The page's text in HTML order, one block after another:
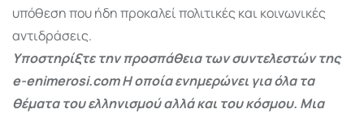
υπόθεση που ήδη προκαλεί πολιτικές και κοινωνικές
αντιδράσεις.
Υποστηρίξτε την προσπάθεια των συντελεστών της
e-enimerosi.com Η οποία ενημερώνει για όλα τα
θέματα του ελληνισμού αλλά και του κόσμου. Μια